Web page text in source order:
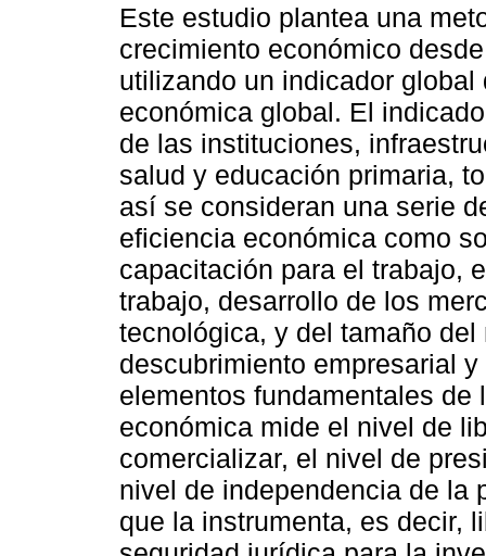
Este estudio plantea una
crecimiento económico
utilizando un indicador
económica global. El
de las instituciones,
salud y educación primaria,
así se consideran una serie
eficiencia económica como
capacitación para el trabajo,
trabajo, desarrollo de los
tecnológica, y del tamaño
descubrimiento empresarial
elementos fundamentales
económica mide el nivel de
comercializar, el nivel de
nivel de independencia de la
que la instrumenta, es decir,